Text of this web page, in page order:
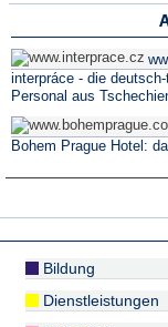
interpráce - die
Personal aus
Bohem Prague Hotel:
Bildung
Dienstleistungen